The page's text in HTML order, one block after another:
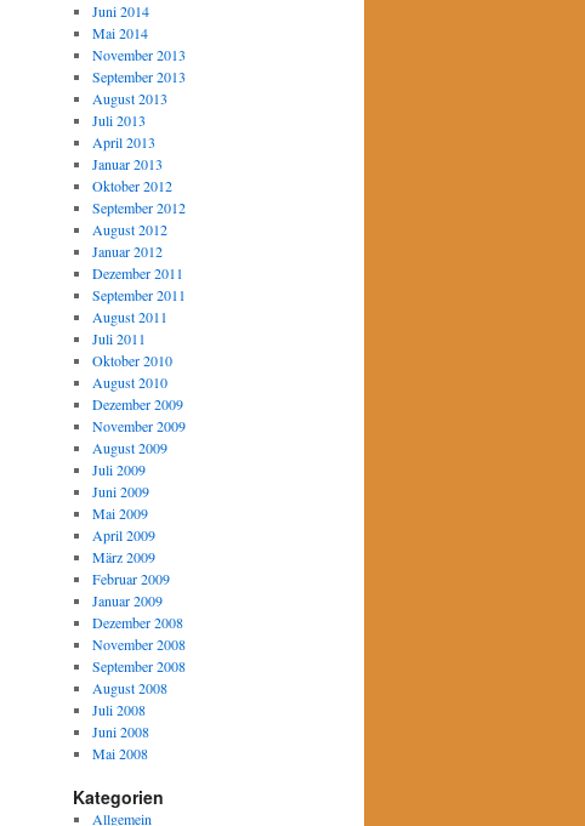
Juni 2014
Mai 2014
November 2013
September 2013
August 2013
Juli 2013
April 2013
Januar 2013
Oktober 2012
September 2012
August 2012
Januar 2012
Dezember 2011
September 2011
August 2011
Juli 2011
Oktober 2010
August 2010
Dezember 2009
November 2009
August 2009
Juli 2009
Juni 2009
Mai 2009
April 2009
März 2009
Februar 2009
Januar 2009
Dezember 2008
November 2008
September 2008
August 2008
Juli 2008
Juni 2008
Mai 2008
Kategorien
Allgemein